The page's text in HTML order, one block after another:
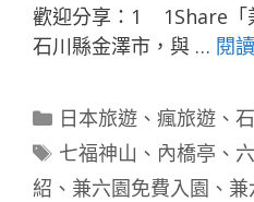
歡迎分享：1 1Share「
石川縣金澤市，與 … 閱
分
類
日本旅遊、 瘋旅遊、
標
籤
七福神山 、 內橋亭 、
紹 、 兼六園免費入園 、 兼